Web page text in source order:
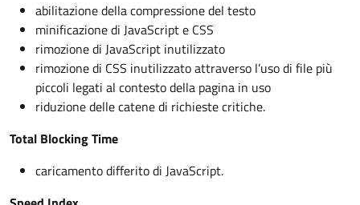
abilitazione della compressione del testo
minificazione di JavaScript e CSS
rimozione di JavaScript inutilizzato
rimozione di CSS inutilizzato attraverso l’uso di file più
piccoli legati al contesto della pagina in uso
riduzione delle catene di richieste critiche.
Total Blocking Time
caricamento differito di JavaScript.